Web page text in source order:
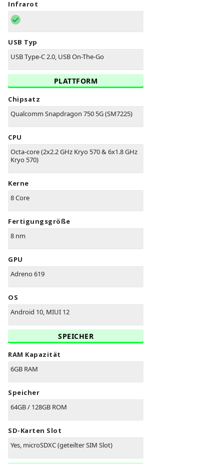
Infrarot
USB Typ
USB Type-C 2.0, USB On-The-Go
PLATTFORM
Chipsatz
Qualcomm Snapdragon 750 5G (SM7225)
CPU
Octa-core (2x2.2 GHz Kryo 570 & 6x1.8 GHz
Kryo 570)
Kerne
8 Core
Fertigungsgröße
8 nm
GPU
Adreno 619
OS
Android 10, MIUI 12
SPEICHER
RAM Kapazität
6GB RAM
Speicher
64GB / 128GB ROM
SD-Karten Slot
Yes, microSDXC (geteilter SIM Slot)